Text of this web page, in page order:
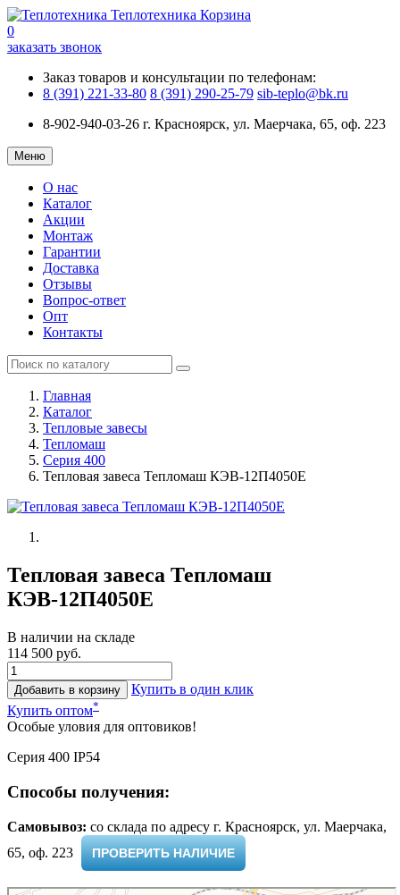
Теплотехника Корзина
0
заказать звонок
Заказ товаров и консультации по телефонам:
8 (391) 221-33-80 8 (391) 290-25-79 sib-teplo@bk.ru
8-902-940-03-26 г. Красноярск, ул. Маерчака, 65, оф. 223
Меню
О нас
Каталог
Акции
Монтаж
Гарантии
Доставка
Отзывы
Вопрос-ответ
Опт
Контакты
Главная
Каталог
Тепловые завесы
Тепломаш
Серия 400
Тепловая завеса Тепломаш КЭВ-12П4050Е
Тепловая завеса Тепломаш
КЭВ-12П4050Е
В наличии на складе
114 500 руб.
Добавить в корзину
Купить в один клик
Купить оптом*
Особые уловия для оптовиков!
Серия 400 IP54
Способы получения:
Самовывоз: cо склада по адресу г. Красноярск, ул. Маерчака,
65, оф. 223 ​
ПРОВЕРИТЬ НАЛИЧИЕ